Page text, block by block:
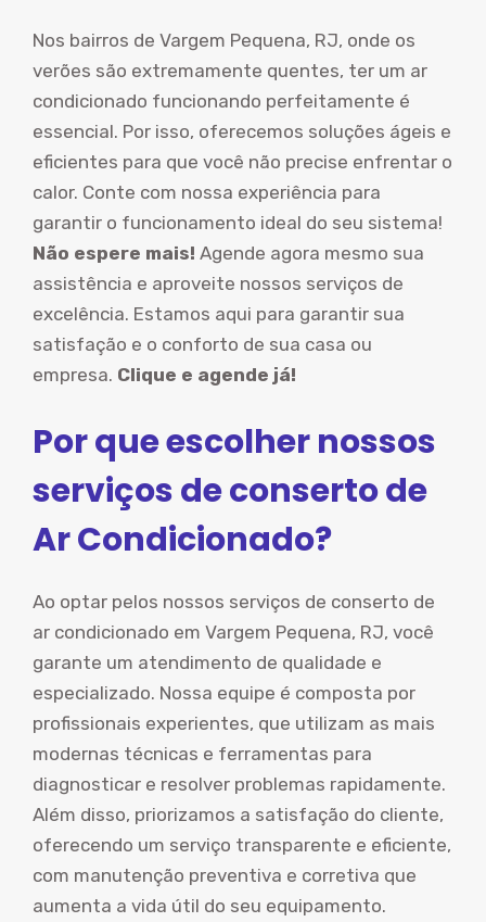
Nos bairros de Vargem Pequena, RJ, onde os
verões são extremamente quentes, ter um ar
condicionado funcionando perfeitamente é
essencial. Por isso, oferecemos soluções ágeis e
eficientes para que você não precise enfrentar o
calor. Conte com nossa experiência para
garantir o funcionamento ideal do seu sistema!
Não espere mais! Agende agora mesmo sua
assistência e aproveite nossos serviços de
excelência. Estamos aqui para garantir sua
satisfação e o conforto de sua casa ou
empresa. Clique e agende já!
Por que escolher nossos
serviços de conserto de
Ar Condicionado?
Ao optar pelos nossos serviços de conserto de
ar condicionado em Vargem Pequena, RJ, você
garante um atendimento de qualidade e
especializado. Nossa equipe é composta por
profissionais experientes, que utilizam as mais
modernas técnicas e ferramentas para
diagnosticar e resolver problemas rapidamente.
Além disso, priorizamos a satisfação do cliente,
oferecendo um serviço transparente e eficiente,
com manutenção preventiva e corretiva que
aumenta a vida útil do seu equipamento.